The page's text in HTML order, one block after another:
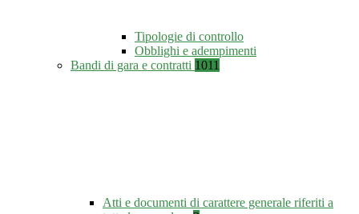
Tipologie di controllo
Obblighi e adempimenti
Bandi di gara e contratti 1011
Atti e documenti di carattere generale riferiti a